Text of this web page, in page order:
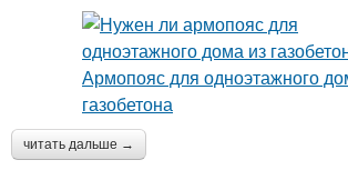
читать дальше →